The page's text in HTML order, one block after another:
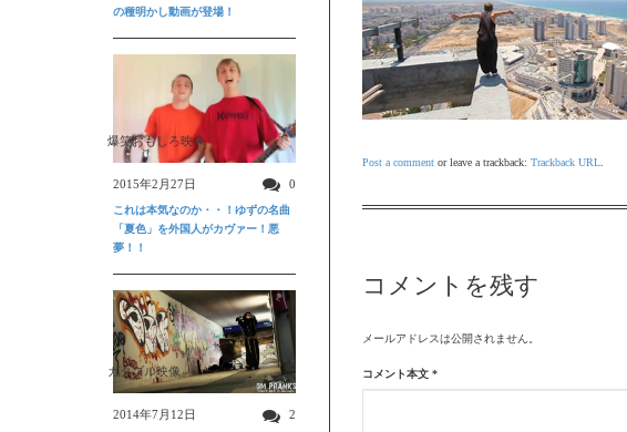
Post a comment or leave a trackback: Trackback URL
コメントを残す
メールアドレスは公開されません。
コメント本文 *
の種明かし動画が登場！
爆笑おもしろ映像
2015年2月27日 0
これは本気なのか・・！ゆずの名曲
「夏色」を外国人がカヴァー！悪
夢！！
ガクブル映像
2014年7月12日 2